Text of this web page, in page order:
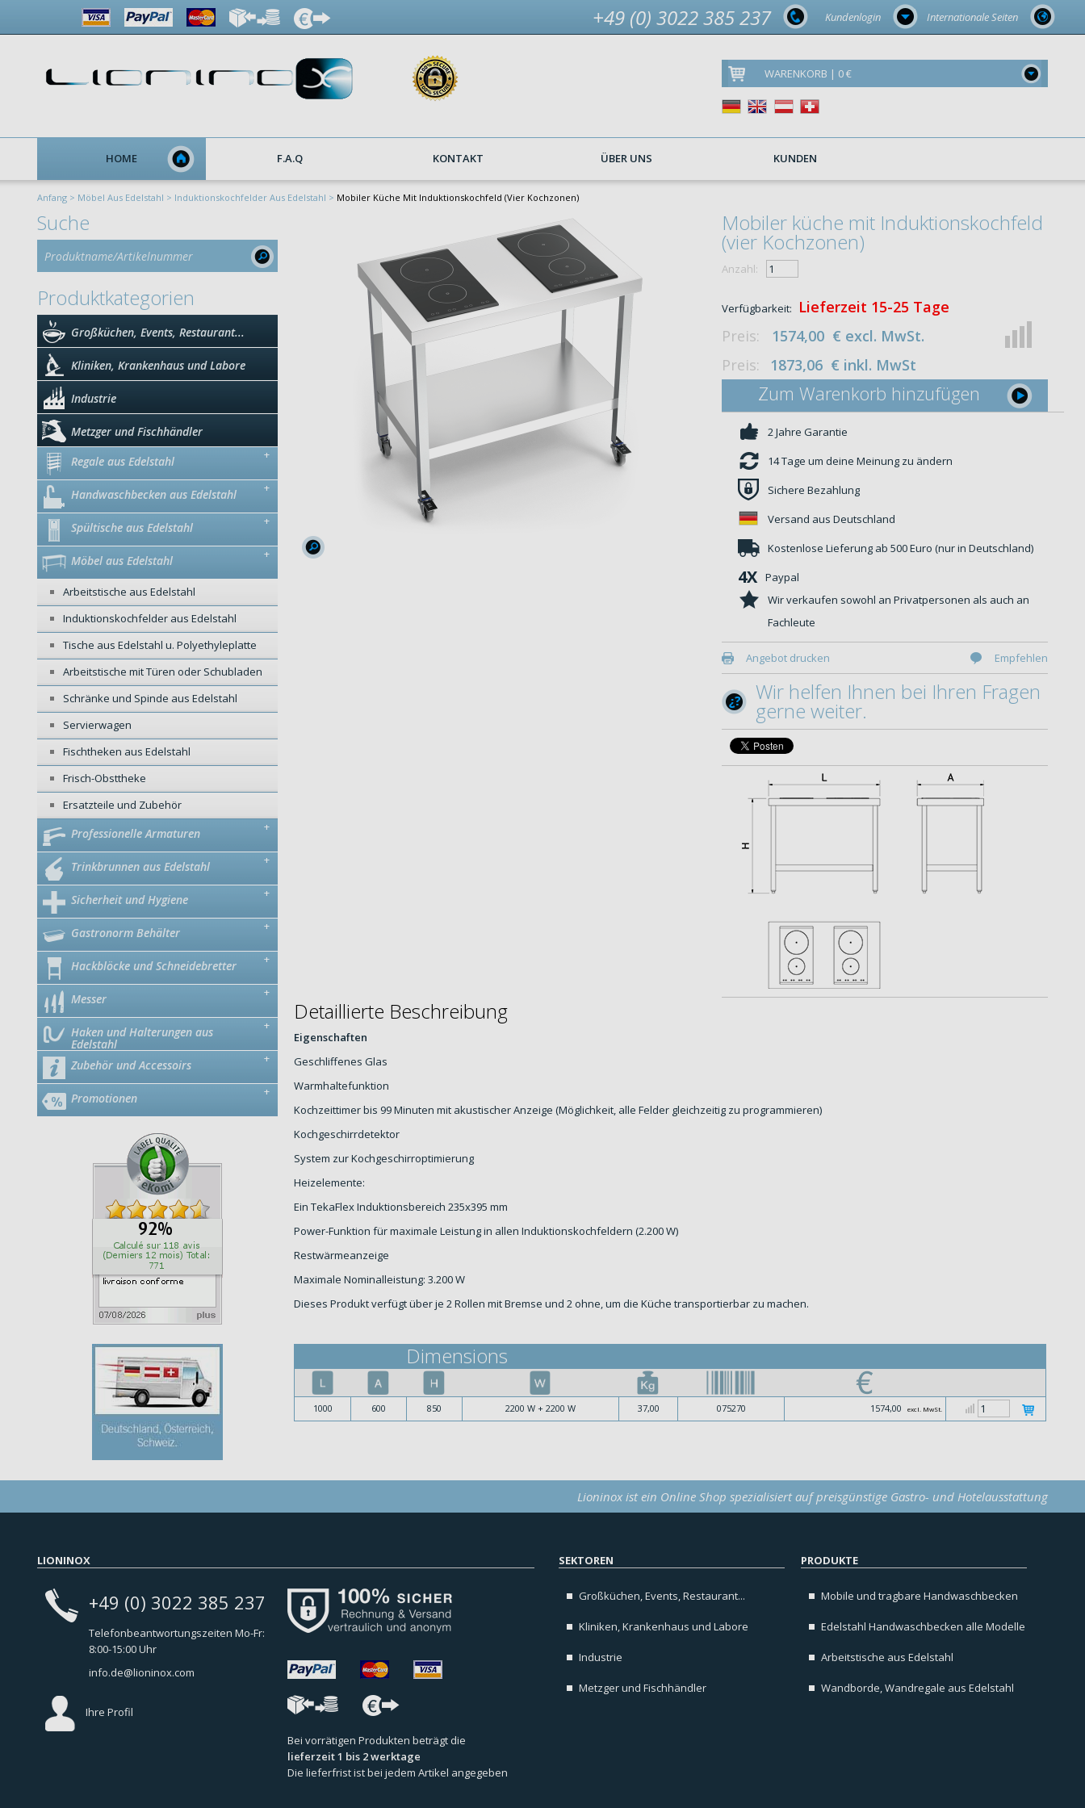
Internationale Seiten
Kundenlogin
+49 (0) 3022 385 237
WARENKORB | 0 €
HOME F.A.Q KONTAKT ÜBER UNS KUNDEN
Anfang > Möbel Aus Edelstahl > Induktionskochfelder Aus Edelstahl > Mobiler Küche Mit Induktionskochfeld (vier Kochzonen)
Suche
Produktkategorien
Großküchen, Events, Restaurant...
Kliniken, Krankenhaus und Labore
Industrie
Metzger und Fischhändler
+
Regale aus Edelstahl
+
Handwaschbecken aus Edelstahl
+
Spültische aus Edelstahl
+
Möbel aus Edelstahl
Arbeitstische aus Edelstahl
Induktionskochfelder aus Edelstahl
Tische aus Edelstahl u. Polyethyleplatte
Arbeitstische mit Türen oder Schubladen
Schränke und Spinde aus Edelstahl
Servierwagen
Fischtheken aus Edelstahl
Frisch-Obsttheke
Ersatzteile und Zubehör
+
Professionelle Armaturen
+
Trinkbrunnen aus Edelstahl
+
Sicherheit und Hygiene
+
Gastronorm Behälter
+
Hackblöcke und Schneidebretter
+
Messer
+
Haken und Halterungen aus
Edelstahl
+
Zubehör und Accessoirs
+
Promotionen
Mobiler küche mit Induktionskochfeld
(vier Kochzonen)
Anzahl:
Verfügbarkeit:
Lieferzeit 15-25 Tage
Preis:
1574,00 € excl. MwSt.
Preis:
1873,06 € inkl. MwSt
Zum Warenkorb hinzufügen
2 Jahre Garantie
14 Tage um deine Meinung zu ändern
Sichere Bezahlung
Versand aus Deutschland
Kostenlose Lieferung ab 500 Euro (nur in Deutschland)
4X Paypal
Wir verkaufen sowohl an Privatpersonen als auch an
Fachleute
Angebot drucken Empfehlen
Wir helfen Ihnen bei Ihren Fragen
gerne weiter.
Detaillierte Beschreibung
Eigenschaften
Geschliffenes Glas
Warmhaltefunktion
Kochzeittimer bis 99 Minuten mit akustischer Anzeige (Möglichkeit, alle Felder gleichzeitig zu programmieren)
Kochgeschirrdetektor
System zur Kochgeschirroptimierung
Heizelemente:
Ein TekaFlex Induktionsbereich 235x395 mm
Power-Funktion für maximale Leistung in allen Induktionskochfeldern (2.200 W)
Restwärmeanzeige
Maximale Nominalleistung: 3.200 W
Dieses Produkt verfügt über je 2 Rollen mit Bremse und 2 ohne, um die Küche transportierbar zu machen.
Dimensions
1000 600 850 2200 W + 2200 W 37,00 075270 1574,00 excl. MwSt.
Lioninox ist ein Online Shop spezialisiert auf preisgünstige Gastro- und Hotelausstattung
LIONINOX
+49 (0) 3022 385 237
Telefonbeantwortungszeiten Mo-Fr:
8:00-15:00 Uhr
info.de@lioninox.com
Ihre Profil
Bei vorrätigen Produkten beträgt die
lieferzeit 1 bis 2 werktage
Die lieferfrist ist bei jedem Artikel angegeben
SEKTOREN
Großküchen, Events, Restaurant...
Kliniken, Krankenhaus und Labore
Industrie
Metzger und Fischhändler
PRODUKTE
Mobile und tragbare Handwaschbecken
Edelstahl Handwaschbecken alle Modelle
Arbeitstische aus Edelstahl
Wandborde, Wandregale aus Edelstahl